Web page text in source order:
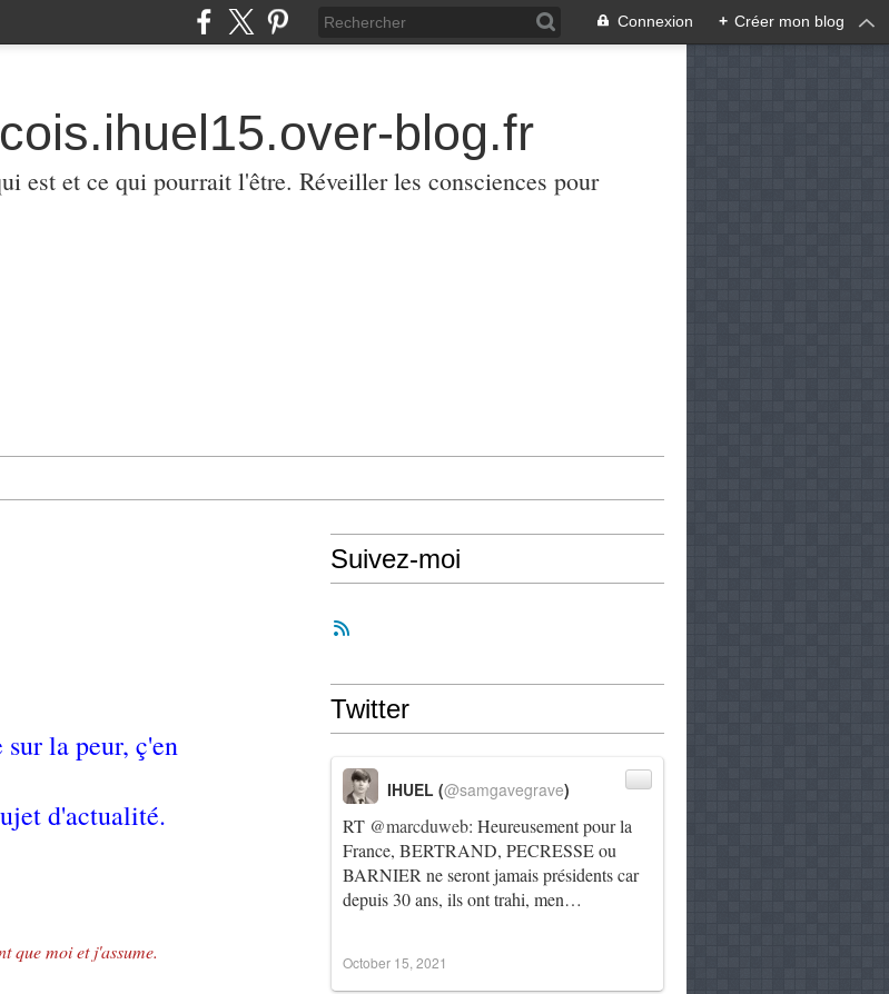
Connexion + Créer mon blog
blog.fr
est et ce qui pourrait l'être. Réveiller les consciences pour
sur la peur, ç'en
d'actualité.
que moi et j'assume.
Suivez-moi
Twitter
RT @marcduweb: Heureusement pour la
France, BERTRAND, PECRESSE ou
BARNIER ne seront jamais présidents car
depuis 30 ans, ils ont trahi, men…
IHUEL (@samgavegrave)
October 15, 2021